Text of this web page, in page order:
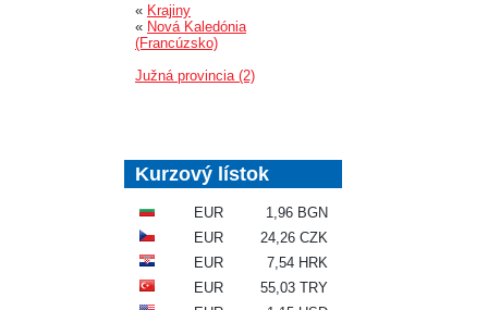
« Krajiny
« Nová Kaledónia
(Francúzsko)
Južná provincia (2)
Kurzový lístok
EUR
1,96 BGN
EUR
24,26 CZK
EUR
7,54 HRK
EUR
55,03 TRY